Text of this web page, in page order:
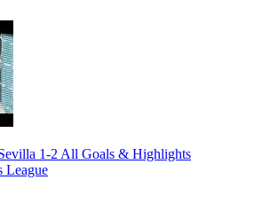
1-2 All Goals & Highlights
League